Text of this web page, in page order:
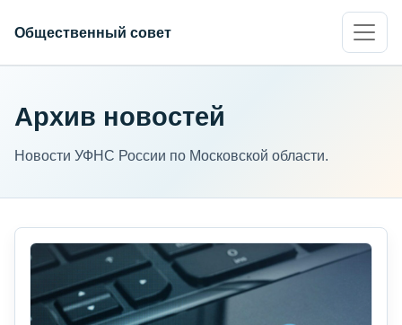
Общественный совет
Архив новостей
Новости УФНС России по Московской области.